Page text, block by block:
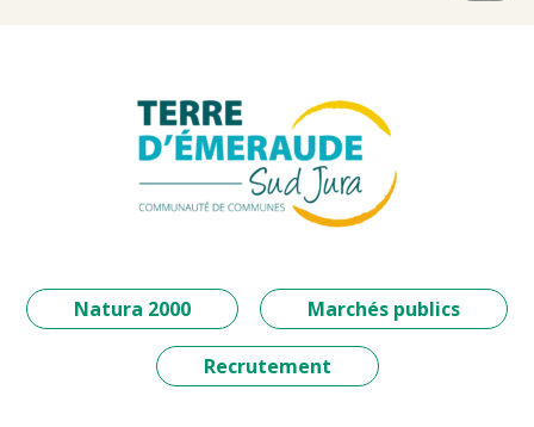
Natura 2000 Marchés publics
Recrutement